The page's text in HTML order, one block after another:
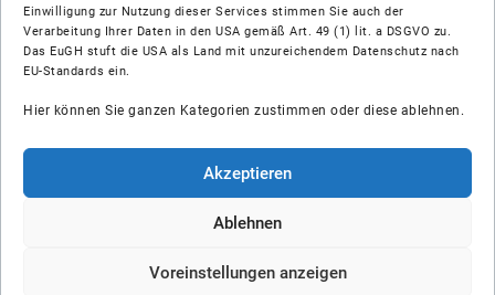
Einwilligung zur Nutzung dieser Services stimmen Sie auch der
Verarbeitung Ihrer Daten in den USA gemäß Art. 49 (1) lit. a DSGVO zu.
Das EuGH stuft die USA als Land mit unzureichendem Datenschutz nach
EU-Standards ein.
Hier können Sie ganzen Kategorien zustimmen oder diese ablehnen.
Akzeptieren
Ablehnen
Voreinstellungen anzeigen
Über uns
Soziale Medien